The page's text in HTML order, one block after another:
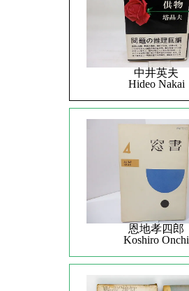
中井英夫
Hideo Nakai
恩地孝四郎
Koshiro Onchi